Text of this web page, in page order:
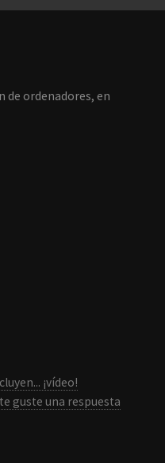
de ordenadores, en
¡vídeo!
guste una respuesta